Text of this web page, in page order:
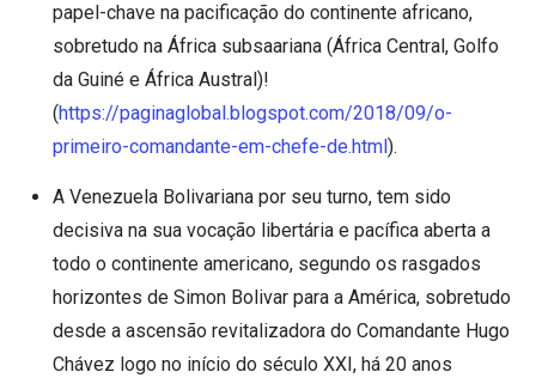
papel-chave na pacificação do continente africano,
sobretudo na África subsaariana (África Central, Golfo
da Guiné e África Austral)!
(https://paginaglobal.blogspot.com/2018/09/o-
primeiro-comandante-em-chefe-de.html ).
A Venezuela Bolivariana por seu turno, tem sido
decisiva na sua vocação libertária e pacífica aberta a
todo o continente americano, segundo os rasgados
horizontes de Simon Bolivar para a América, sobretudo
desde a ascensão revitalizadora do Comandante Hugo
Chávez logo no início do século XXI, há 20 anos